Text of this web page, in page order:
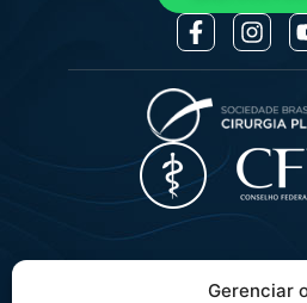
Gerenciar